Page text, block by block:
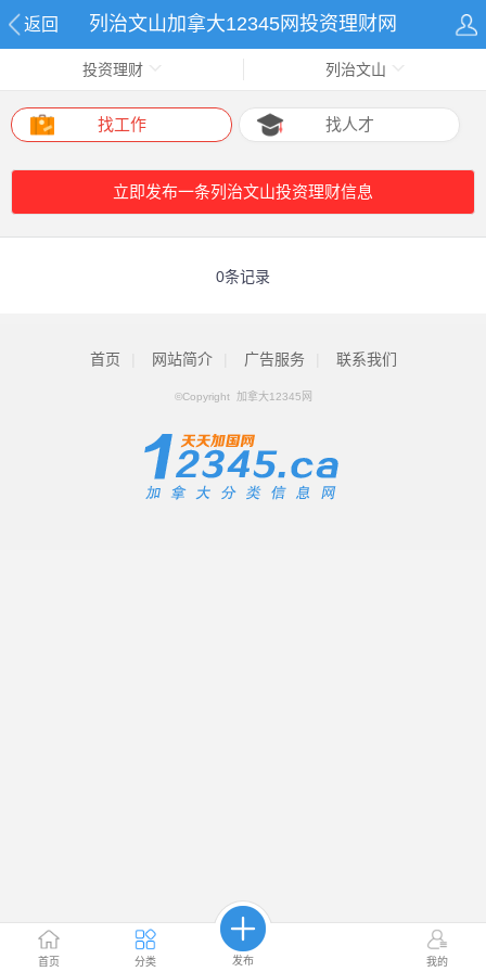
返回 列治文山加拿大12345网投资理财网
首页 分类 发布 我的
投资理财 列治文山
找工作 找人才
立即发布一条列治文山投资理财信息
0条记录
首页 网站简介 广告服务 联系我们
©Copyright 加拿大12345网